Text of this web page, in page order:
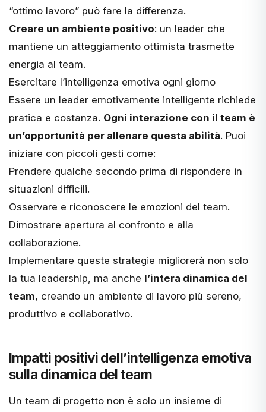
“ottimo lavoro” può fare la differenza.
Creare un ambiente positivo: un leader che
mantiene un atteggiamento ottimista trasmette
energia al team.
Esercitare l’intelligenza emotiva ogni giorno
Essere un leader emotivamente intelligente richiede
pratica e costanza. Ogni interazione con il team è
un’opportunità per allenare questa abilità. Puoi
iniziare con piccoli gesti come:
Prendere qualche secondo prima di rispondere in
situazioni difficili.
Osservare e riconoscere le emozioni del team.
Dimostrare apertura al confronto e alla
collaborazione.
Implementare queste strategie migliorerà non solo
la tua leadership, ma anche l’intera dinamica del
team, creando un ambiente di lavoro più sereno,
produttivo e collaborativo.
Impatti positivi dell’intelligenza emotiva
sulla dinamica del team
Un team di progetto non è solo un insieme di